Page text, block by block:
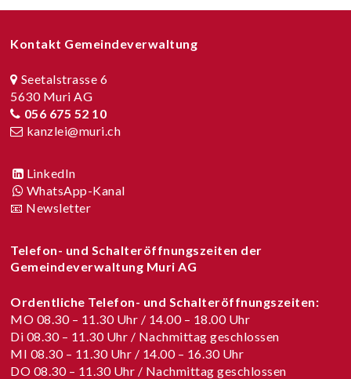
Kontakt Gemeindeverwaltung
Seetalstrasse 6
5630 Muri AG
056 675 52 10
kanzlei@muri.ch
LinkedIn
WhatsApp-Kanal
📧 Newsletter
Telefon- und Schalteröffnungszeiten der
Gemeindeverwaltung Muri AG
Ordentliche Telefon- und Schalteröffnungszeiten:
MO 08.30 – 11.30 Uhr / 14.00 – 18.00 Uhr
Di 08.30 – 11.30 Uhr / Nachmittag geschlossen
MI 08.30 – 11.30 Uhr / 14.00 – 16.30 Uhr
DO 08.30 – 11.30 Uhr / Nachmittag geschlossen